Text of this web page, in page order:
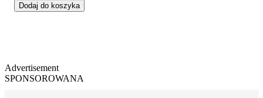
Dodaj do koszyka
Advertisement
SPONSOROWANA